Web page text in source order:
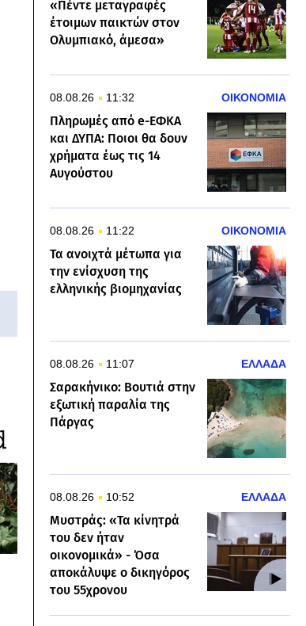
«Πέντε μεταγραφές
έτοιμων παικτών στον
Ολυμπιακό, άμεσα»
08.08.26 11:32 ΟΙΚΟΝΟΜΙΑ
Πληρωμές από e-ΕΦΚΑ
και ΔΥΠΑ: Ποιοι θα δουν
χρήματα έως τις 14
Αυγούστου
08.08.26 11:22 ΟΙΚΟΝΟΜΙΑ
Τα ανοιχτά μέτωπα για
την ενίσχυση της
ελληνικής βιομηχανίας
08.08.26 11:07 ΕΛΛΑΔΑ
Σαρακήνικο: Βουτιά στην
εξωτική παραλία της
Πάργας
08.08.26 10:52 ΕΛΛΑΔΑ
Μυστράς: «Τα κίνητρά
του δεν ήταν
οικονομικά» - Όσα
αποκάλυψε ο δικηγόρος
του 55χρονου